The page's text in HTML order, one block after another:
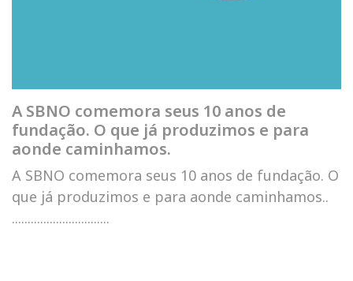
A SBNO comemora seus 10 anos de
fundação. O que já produzimos e para
aonde caminhamos.
A SBNO comemora seus 10 anos de fundação. O
que já produzimos e para aonde caminhamos..
...............................